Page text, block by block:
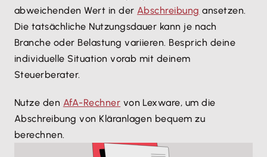
abweichenden Wert in der Abschreibung ansetzen.
Die tatsächliche Nutzungsdauer kann je nach
Branche oder Belastung variieren. Besprich deine
individuelle Situation vorab mit deinem
Steuerberater.
Nutze den AfA-Rechner von Lexware, um die
Abschreibung von Kläranlagen bequem zu
berechnen.